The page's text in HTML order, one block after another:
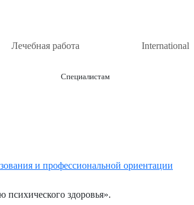
Лечебная работа International
Специалистам
и профессиональной ориентации
здоровья».